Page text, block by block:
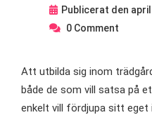
Publicerat den
0 Comment
Att utbilda sig inom
både de som vill satsa på
enkelt vill fördjupa sitt eget